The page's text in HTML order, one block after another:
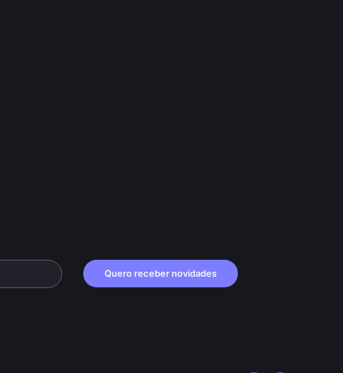
Quero receber novidades